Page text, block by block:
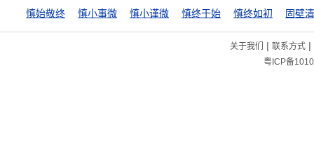
慎始敬终 慎小事微 慎小谨微 慎终于始 慎终如初 固壁
关于我们 | 联系方式|
粤ICP备